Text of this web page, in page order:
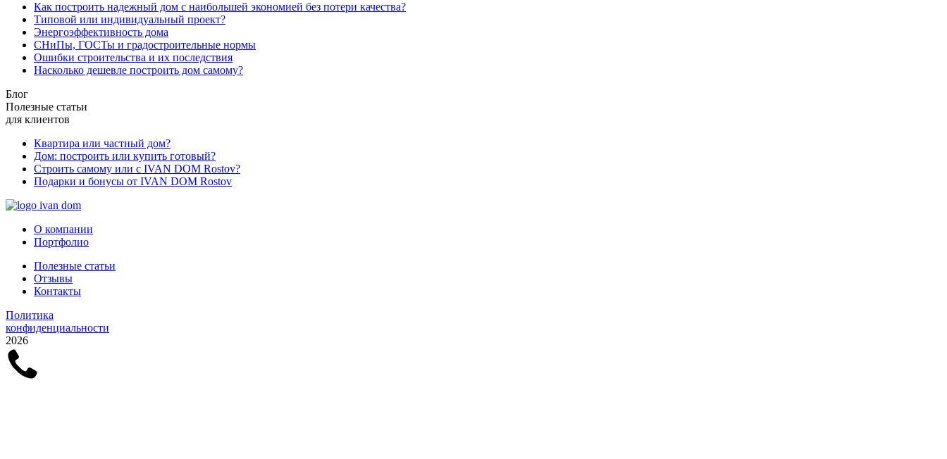
Как построить надежный дом с наибольшей экономией без потери качества?
Типовой или индивидуальный проект?
Энергоэффективность дома
СНиПы, ГОСТы и градостроительные нормы
Ошибки строительства и их последствия
Насколько дешевле построить дом самому?
Блог
Полезные статьи
для клиентов
Квартира или частный дом?
Дом: построить или купить готовый?
Строить самому или с IVAN DOM Rostov?
Подарки и бонусы от IVAN DOM Rostov
О компании
Портфолио
Полезные статьи
Отзывы
Контакты
Политика
конфиденциальности
2026